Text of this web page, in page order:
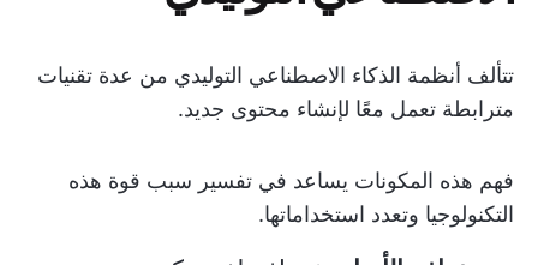
تتألف أنظمة الذكاء الاصطناعي التوليدي من عدة تقنيات
مترابطة تعمل معًا لإنشاء محتوى جديد.
فهم هذه المكونات يساعد في تفسير سبب قوة هذه
التكنولوجيا وتعدد استخداماتها.